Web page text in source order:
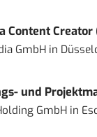
Content
GmbHin
und
GmbHin